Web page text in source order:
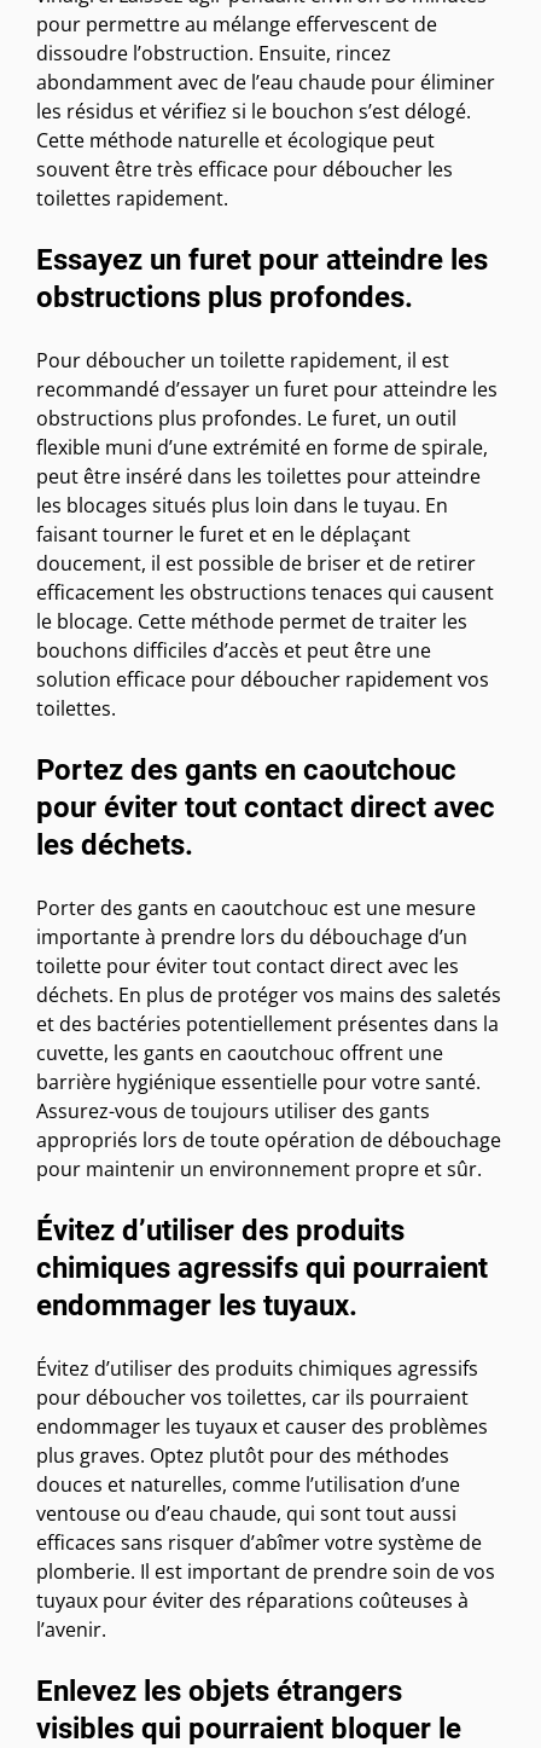
pour permettre au mélange effervescent de
dissoudre l’obstruction. Ensuite, rincez
abondamment avec de l’eau chaude pour éliminer
les résidus et vérifiez si le bouchon s’est délogé.
Cette méthode naturelle et écologique peut
souvent être très efficace pour déboucher les
toilettes rapidement.
Essayez un furet pour atteindre les
obstructions plus profondes.
Pour déboucher un toilette rapidement, il est
recommandé d’essayer un furet pour atteindre les
obstructions plus profondes. Le furet, un outil
flexible muni d’une extrémité en forme de spirale,
peut être inséré dans les toilettes pour atteindre
les blocages situés plus loin dans le tuyau. En
faisant tourner le furet et en le déplaçant
doucement, il est possible de briser et de retirer
efficacement les obstructions tenaces qui causent
le blocage. Cette méthode permet de traiter les
bouchons difficiles d’accès et peut être une
solution efficace pour déboucher rapidement vos
toilettes.
Portez des gants en caoutchouc
pour éviter tout contact direct avec
les déchets.
Porter des gants en caoutchouc est une mesure
importante à prendre lors du débouchage d’un
toilette pour éviter tout contact direct avec les
déchets. En plus de protéger vos mains des saletés
et des bactéries potentiellement présentes dans la
cuvette, les gants en caoutchouc offrent une
barrière hygiénique essentielle pour votre santé.
Assurez-vous de toujours utiliser des gants
appropriés lors de toute opération de débouchage
pour maintenir un environnement propre et sûr.
Évitez d’utiliser des produits
chimiques agressifs qui pourraient
endommager les tuyaux.
Évitez d’utiliser des produits chimiques agressifs
pour déboucher vos toilettes, car ils pourraient
endommager les tuyaux et causer des problèmes
plus graves. Optez plutôt pour des méthodes
douces et naturelles, comme l’utilisation d’une
ventouse ou d’eau chaude, qui sont tout aussi
efficaces sans risquer d’abîmer votre système de
plomberie. Il est important de prendre soin de vos
tuyaux pour éviter des réparations coûteuses à
l’avenir.
Enlevez les objets étrangers
visibles qui pourraient bloquer le